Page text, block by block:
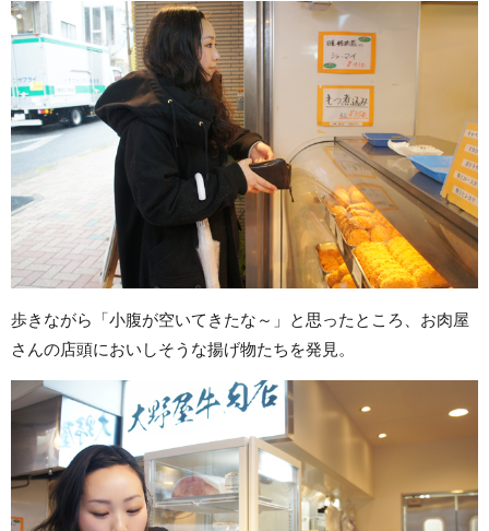
歩きながら「小腹が空いてきたな～」と思ったところ、お肉屋
さんの店頭においしそうな揚げ物たちを発見。